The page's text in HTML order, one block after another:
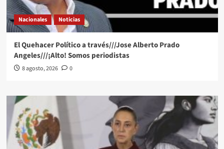
Nacionales Noticias
El Quehacer Político a través///Jose Alberto Prado
Angeles///¡Alto! Somos periodistas
8 agosto, 2026 0